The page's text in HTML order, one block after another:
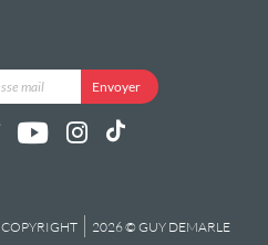
COPYRIGHT 2026 © GUY DEMARLE